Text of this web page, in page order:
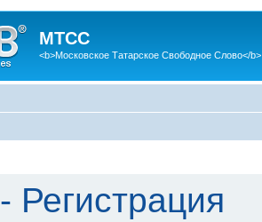
МТСС
<b>Московское Татарское Свободное Слово</b>